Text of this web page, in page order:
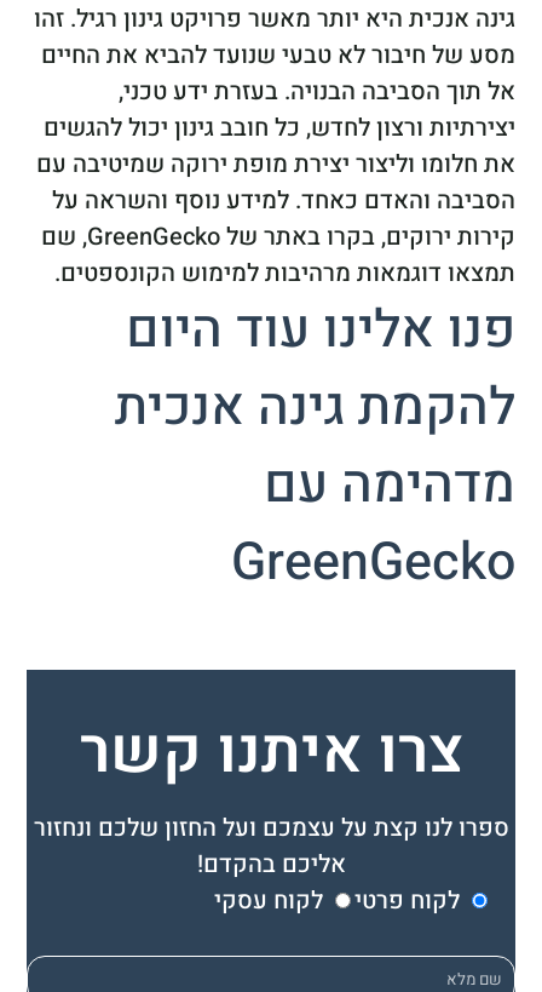
גינה אנכית היא יותר מאשר פרויקט גינון רגיל. זהו
מסע של חיבור לא טבעי שנועד להביא את החיים
אל תוך הסביבה הבנויה. בעזרת ידע טכני,
יצירתיות ורצון לחדש, כל חובב גינון יכול להגשים
את חלומו וליצור יצירת מופת ירוקה שמיטיבה עם
הסביבה והאדם כאחד. למידע נוסף והשראה על
קירות ירוקים, בקרו באתר של GreenGecko, שם
תמצאו דוגמאות מרהיבות למימוש הקונספטים.
פנו אלינו עוד היום
להקמת גינה אנכית
מדהימה עם
GreenGecko
צרו איתנו קשר
ספרו לנו קצת על עצמכם ועל החזון שלכם ונחזור
אליכם בהקדם!
לקוח פרטי
לקוח עסקי